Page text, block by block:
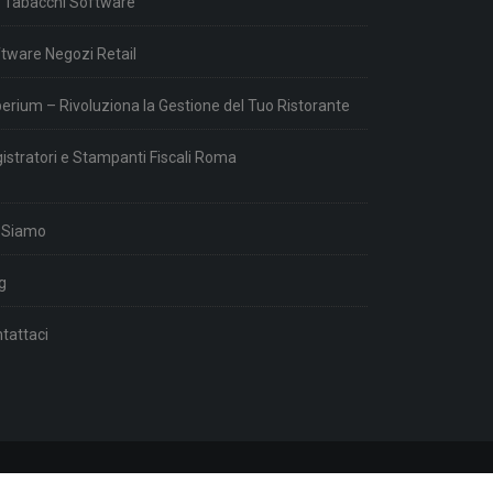
Negozi Retail
– Rivoluziona la Gestione del Tuo Ristorante
e Stampanti Fiscali Roma
Siamo